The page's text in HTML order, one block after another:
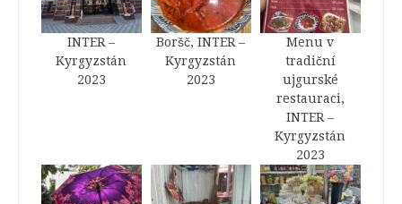
INTER –
Kyrgyzstán
2023
Boršč, INTER –
Kyrgyzstán
2023
Menu v
tradiční
ujgurské
restauraci,
INTER –
Kyrgyzstán
2023